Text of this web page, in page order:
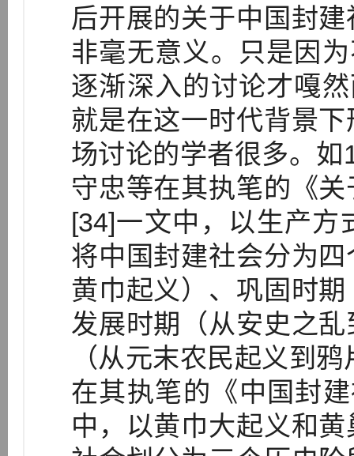
后开展的关于中国封
非毫无意义。只是因
逐渐深入的讨论才嘎
就是在这一时代背景
场讨论的学者很多。
守忠等在其执笔的《
[34]一文中，以生产方
将中国封建社会分为
黄巾起义）、巩固时
发展时期（从安史之
（从元末农民起义到
在其执笔的《中国封
中，以黄巾大起义和